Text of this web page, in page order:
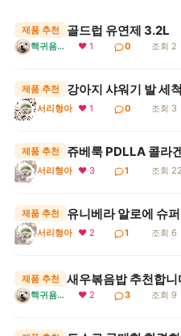
제품 추천 골드럽 유연제 3.2L
핵귀욤서리 ❤ 1 0 조회 2
제품 추천
서리형아 ❤ 1 0 조회 3
제품 추천
서리형아 ❤ 3 1 조회 22
제품 추천
서리형아 ❤ 2 1 조회 6
제품 추천 새우볶음밥 추천합니
핵귀욤서리 ❤ 2 3 조회 9